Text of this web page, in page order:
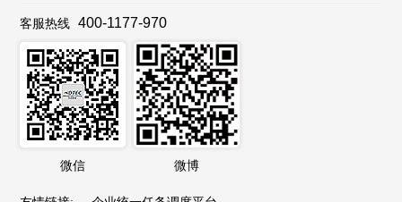
客服热线 400-1177-970
微信 微博